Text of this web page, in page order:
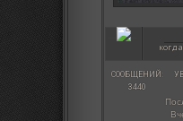
СООБЩЕНИЙ:
3440